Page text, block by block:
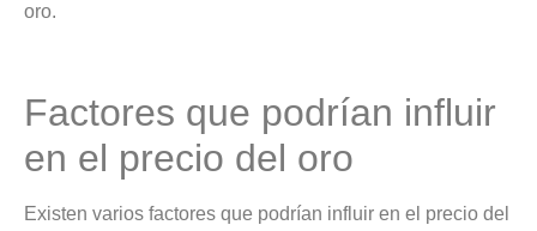
oro.
Factores que podrían influir
en el precio del oro
Existen varios factores que podrían influir en el precio del